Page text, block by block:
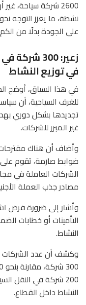
2600 شركة سياحة،
نشطة، ما يعزز التوجه
على الجودة بدلًا من
زعير: 300
في توزيع النشاط
في هذا السياق، أوضح
للغرف السياحية، أن
تجديدها بشكل دوري
غير المبرر للشركات.
وأضاف أن هناك
ضوابط صارمة، تقوم
الشركات العاملة في
مصادر جذب العملة
وأشار إلى ضرورة فرض
التأمينات أو خطابات
النشاط.
وكشف أن عدد الشركات
200 شركة في النقل
النشاط داخل القطاع.